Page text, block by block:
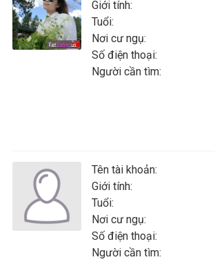
Giới tính:
Tuổi:
Nơi cư ngụ:
Số điện thoại:
Người cần tìm:
Tên tài khoản:
Giới tính:
Tuổi:
Nơi cư ngụ:
Số điện thoại:
Người cần tìm: